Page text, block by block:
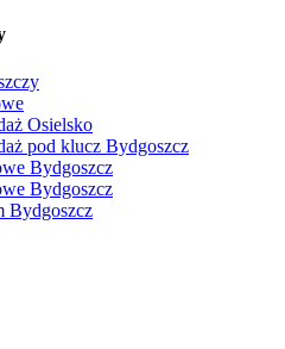
Osielsko
pod klucz Bydgoszcz
Bydgoszcz
Bydgoszcz
Bydgoszcz